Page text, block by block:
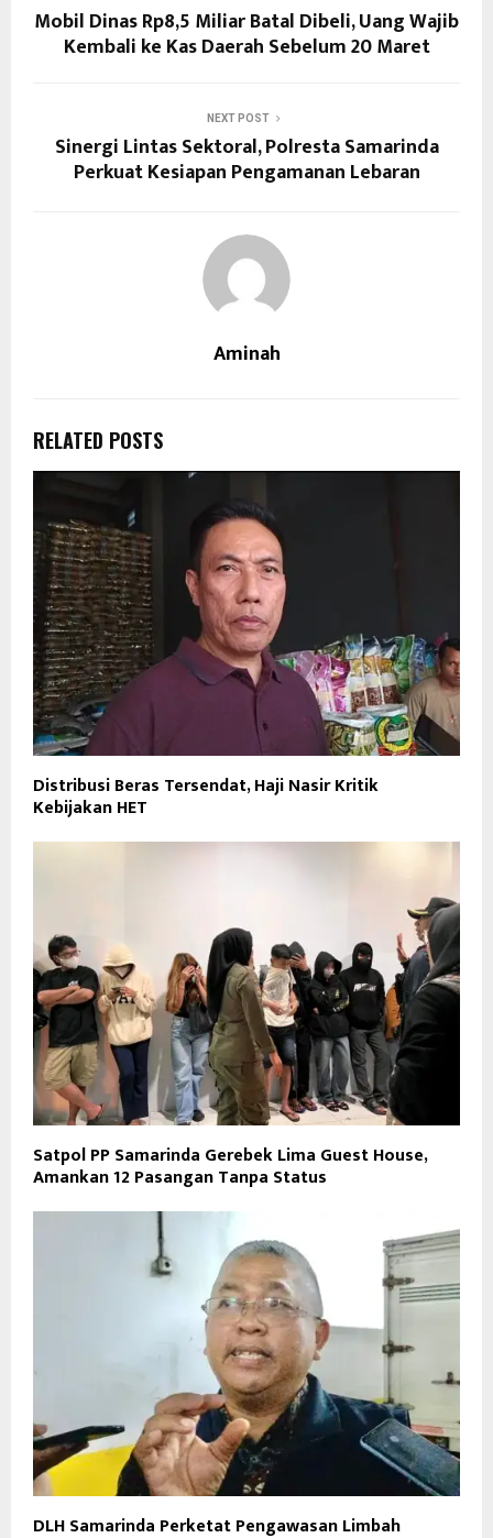
Mobil Dinas Rp8,5 Miliar Batal Dibeli, Uang Wajib
Kembali ke Kas Daerah Sebelum 20 Maret
NEXT POST
Sinergi Lintas Sektoral, Polresta Samarinda
Perkuat Kesiapan Pengamanan Lebaran
Aminah
RELATED POSTS
Distribusi Beras Tersendat, Haji Nasir Kritik
Kebijakan HET
Satpol PP Samarinda Gerebek Lima Guest House,
Amankan 12 Pasangan Tanpa Status
DLH Samarinda Perketat Pengawasan Limbah